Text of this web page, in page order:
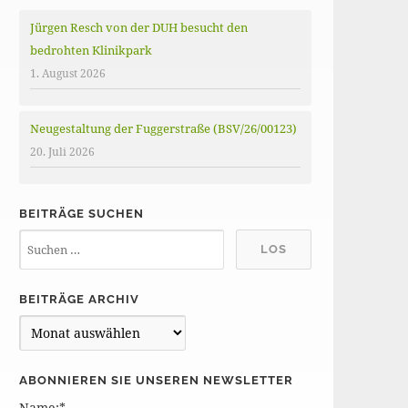
Jürgen Resch von der DUH besucht den
bedrohten Klinikpark
1. August 2026
Neugestaltung der Fuggerstraße (BSV/26/00123)
20. Juli 2026
BEITRÄGE SUCHEN
BEITRÄGE ARCHIV
e
ABONNIEREN SIE UNSEREN NEWSLETTER